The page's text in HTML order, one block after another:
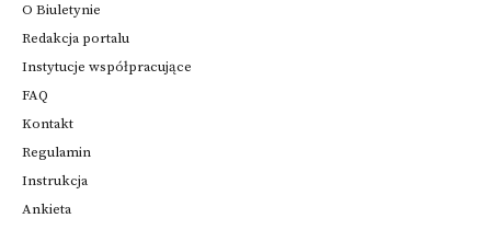
O Biuletynie
Redakcja portalu
Instytucje współpracujące
FAQ
Kontakt
Regulamin
Instrukcja
Ankieta